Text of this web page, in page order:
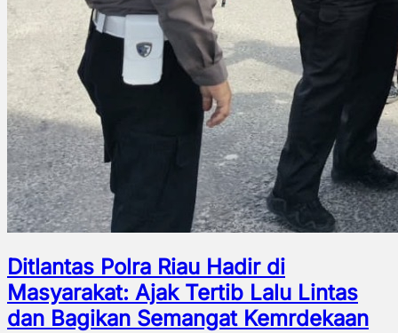
Ditlantas Polra Riau Hadir di
Masyarakat: Ajak Tertib Lalu Lintas
dan Bagikan Semangat Kemrdekaan